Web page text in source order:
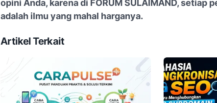
opini Anda, karena di FORUM SULAIMAND, setiap
adalah ilmu yang mahal harganya.
Artikel Terkait